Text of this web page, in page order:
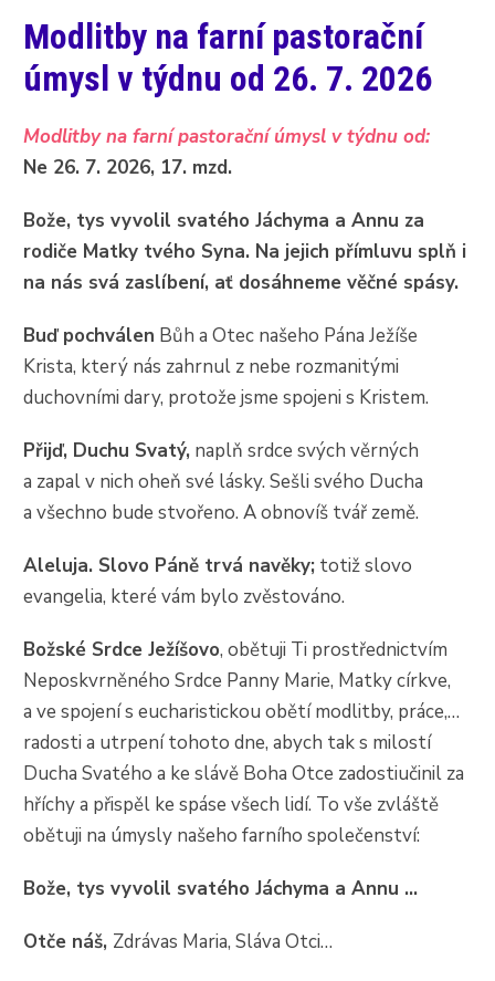
Modlitby na farní pastorační
úmysl v týdnu od 26. 7. 2026
Modlitby na farní pastorační úmysl v týdnu od:
Ne 26. 7. 2026, 17. mzd.
Bože, tys vyvolil svatého Jáchyma a Annu za
rodiče Matky tvého Syna. Na jejich přímluvu splň i
na nás svá zaslíbení, ať dosáhneme věčné spásy.
Buď pochválen Bůh a Otec našeho Pána Ježíše
Krista, který nás zahrnul z nebe rozmanitými
duchovními dary, protože jsme spojeni s Kristem.
Přijď, Duchu Svatý, naplň srdce svých věrných
a zapal v nich oheň své lásky. Sešli svého Ducha
a všechno bude stvořeno. A obnovíš tvář země.
Aleluja. Slovo Páně trvá navěky; totiž slovo
evangelia, které vám bylo zvěstováno.
Božské Srdce Ježíšovo, obětuji Ti prostřednictvím
Neposkvrněného Srdce Panny Marie, Matky církve,
a ve spojení s eucharistickou obětí modlitby, práce,…
radosti a utrpení tohoto dne, abych tak s milostí
Ducha Svatého a ke slávě Boha Otce zadostiučinil za
hříchy a přispěl ke spáse všech lidí. To vše zvláště
obětuji na úmysly našeho farního společenství:
Bože, tys vyvolil svatého Jáchyma a Annu …
Otče náš, Zdrávas Maria, Sláva Otci…